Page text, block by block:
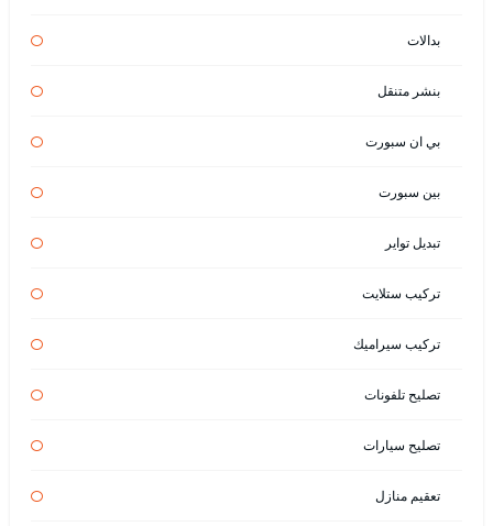
بدالات
بنشر متنقل
بي ان سبورت
بين سبورت
تبديل تواير
تركيب ستلايت
تركيب سيراميك
تصليح تلفونات
تصليح سيارات
تعقيم منازل